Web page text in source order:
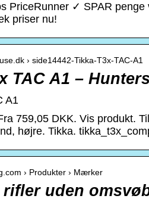
PriceRunner ✓ SPAR
priser nu!
› side14442-Tikka-T3x-TAC-A1
TAC A1 –
A1
759,05 DKK. Vis produkt.
højre. Tikka.
› Produkter › Mærker
rifler uden